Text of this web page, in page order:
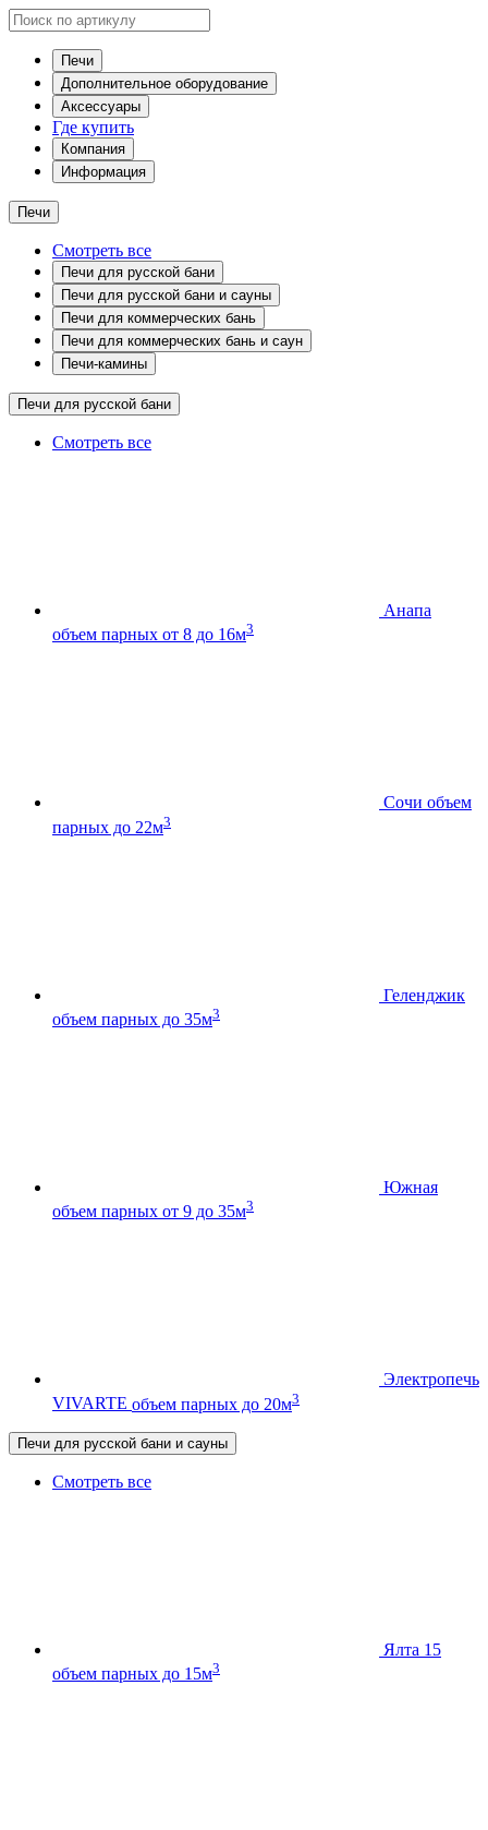
Печи
Дополнительное оборудование
Аксессуары
Где купить
Компания
Информация
Печи
Смотреть все
Печи для русской бани
Печи для русской бани и сауны
Печи для коммерческих бань
Печи для коммерческих бань и саун
Печи-камины
Печи для русской бани
Смотреть все
Анапа
объем парных от 8 до 16м3
Сочи объем
парных до 22м3
Геленджик
объем парных до 35м3
Южная
объем парных от 9 до 35м3
Электропечь
VIVARTE объем парных до 20м3
Печи для русской бани и сауны
Смотреть все
Ялта 15
объем парных до 15м3